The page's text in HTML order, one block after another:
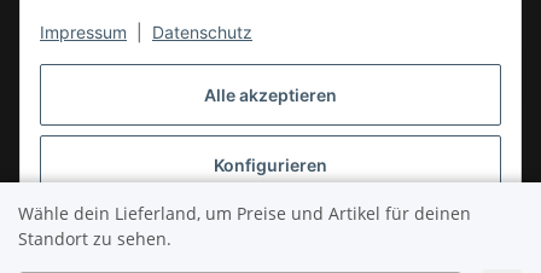
Wähle dein Lieferland, um Preise und Artikel für deinen
Standort zu sehen.
Alle akzeptieren
Konfigurieren
Impressum Datenschutz
Vertrag widerrufen
* Alle Preise inkl. gesetzlicher USt., zzgl. Versand